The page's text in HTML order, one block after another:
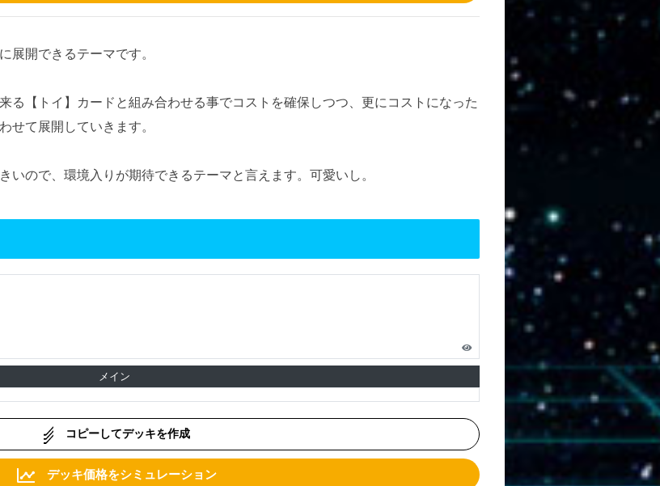
展開できるテーマです。
る【トイ】カードと組み合わせる事でコストを確保しつつ、更にコストになった
せて展開していきます。
ので、環境入りが期待できるテーマと言えます。可愛いし。
メイン
コピーしてデッキを作成
デッキ価格をシミュレーション